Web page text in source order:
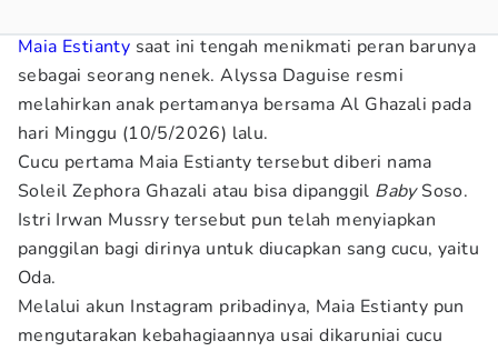
Maia Estianty saat ini tengah menikmati peran barunya
sebagai seorang nenek. Alyssa Daguise resmi
melahirkan anak pertamanya bersama Al Ghazali pada
hari Minggu (10/5/2026) lalu.
Cucu pertama Maia Estianty tersebut diberi nama
Soleil Zephora Ghazali atau bisa dipanggil BabySoso.
Istri Irwan Mussry tersebut pun telah menyiapkan
panggilan bagi dirinya untuk diucapkan sang cucu, yaitu
Oda.
Melalui akun Instagram pribadinya, Maia Estianty pun
mengutarakan kebahagiaannya usai dikaruniai cucu